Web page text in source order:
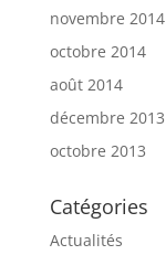
novembre 2014
octobre 2014
août 2014
décembre 2013
octobre 2013
Catégories
Actualités